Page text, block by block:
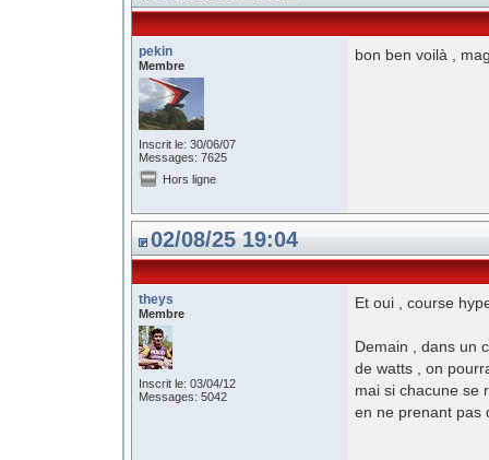
pekin
Membre
Inscrit le: 30/06/07
Messages: 7625
bon ben voilà ,
Hors ligne
02/08/25 19:04
theys
Membre
Inscrit le: 03/04/12
Messages: 5042
Et oui , course
Demain , dans un
de watts , on
mai si chacune se
en ne prenant pas